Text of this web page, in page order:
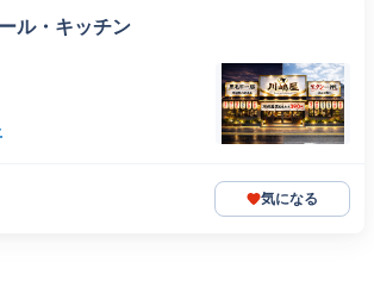
ル・キッチン
気になる